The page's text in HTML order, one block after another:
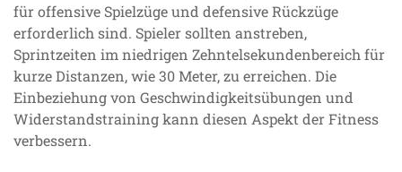
für offensive Spielzüge und defensive Rückzüge
erforderlich sind. Spieler sollten anstreben,
Sprintzeiten im niedrigen Zehntelsekundenbereich für
kurze Distanzen, wie 30 Meter, zu erreichen. Die
Einbeziehung von Geschwindigkeitsübungen und
Widerstandstraining kann diesen Aspekt der Fitness
verbessern.